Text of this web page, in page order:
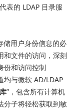
表的 LDAP 目录服
储用户身份信息的必
和文件的访问，深刻
份和访问控制
均与微软 AD/LDAP
”，包含所有计算机
分子将轻松获取到敏